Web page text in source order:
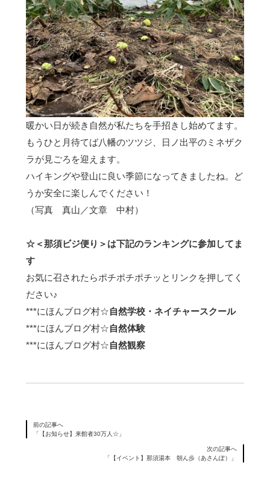
暖かい日が続き自然が私たちを手招きし始めてます。
もうひと月待てば八幡のツツジ、日ノ出平のミネザク
ラが見ごろを迎えます。
ハイキングや登山に良い季節になってきましたね。ど
うか安全に楽しんでください！
（写真 真山／文章 中村）
☆＜那須ビジ便り＞は下記のランキングに参加してま
す
お気に召されたらポチポチポチッとリンクを押してく
ださい♪
***にほんブログ村☆自然学校・ネイチャースクール
***にほんブログ村☆自然体験
***にほんブログ村☆自然観察
前の記事へ
「【お知らせ】来館者30万人☆」
次の記事へ
「【イベント】那須湯本 朝ん歩（あさんぽ）」